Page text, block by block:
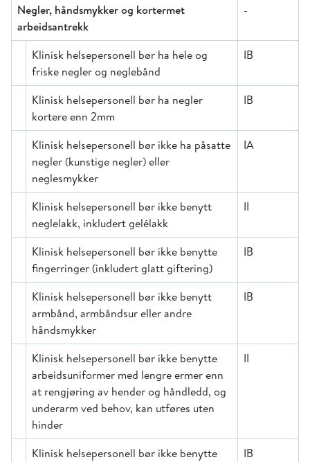
Negler, håndsmykker og kortermet
arbeidsantrekk
-
Klinisk helsepersonell bør ha hele og
friske negler og neglebånd
IB
Klinisk helsepersonell bør ha negler
kortere enn 2mm
IB
Klinisk helsepersonell bør ikke ha påsatte
negler (kunstige negler) eller
neglesmykker
IA
Klinisk helsepersonell bør ikke benytt
neglelakk, inkludert gelélakk
II
Klinisk helsepersonell bør ikke benytte
fingerringer (inkludert glatt giftering)
IB
Klinisk helsepersonell bør ikke benytt
armbånd, armbåndsur eller andre
håndsmykker
IB
Klinisk helsepersonell bør ikke benytte
arbeidsuniformer med lengre ermer enn
at rengjøring av hender og håndledd, og
underarm ved behov, kan utføres uten
hinder
II
Klinisk helsepersonell bør ikke benytte
IB